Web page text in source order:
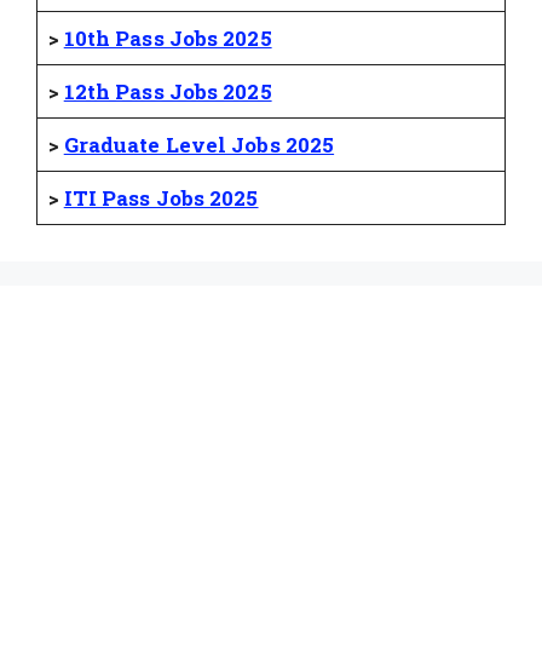
> 10th Pass Jobs 2025
> 12th Pass Jobs 2025
> Graduate Level Jobs 2025
> ITI Pass Jobs 2025